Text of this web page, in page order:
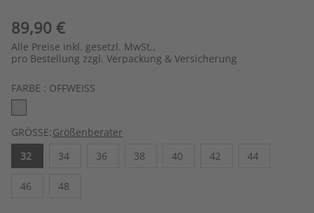
89,90 €
Alle Preise inkl. gesetzl. MwSt.,
pro Bestellung zzgl. Verpackung & Versicherung
FARBE : OFFWEISS
GRÖSSE:Größenberater
32
34 36 38 40 42 44
46 48